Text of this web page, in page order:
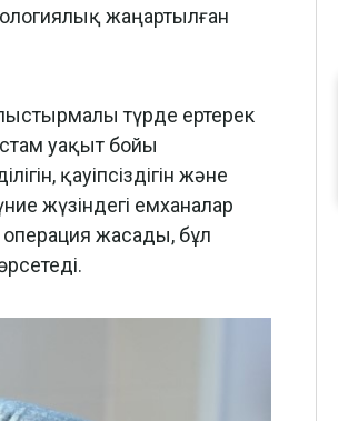
жаңартылған
түрде ертерек
уақыт бойы
қауіпсіздігін және
жүзіндегі емханалар
жасады, бұл